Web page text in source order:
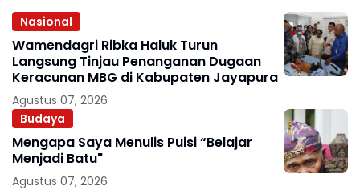
Nasional
Wamendagri Ribka Haluk Turun
Langsung Tinjau Penanganan Dugaan
Keracunan MBG di Kabupaten Jayapura
Agustus 07, 2026
Budaya
Mengapa Saya Menulis Puisi “Belajar
Menjadi Batu"
Agustus 07, 2026